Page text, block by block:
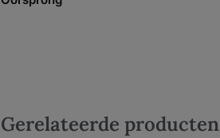
Gerelateerde producten